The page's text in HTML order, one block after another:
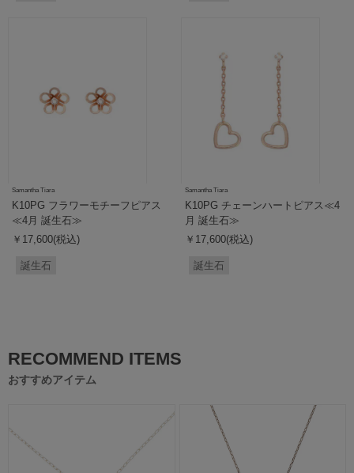
Samantha Tiara
K10PG フラワーモチーフピアス
≪4月 誕生石≫
￥17,600(税込)
誕生石
Samantha Tiara
K10PG チェーンハートピアス≪4
月 誕生石≫
￥17,600(税込)
誕生石
RECOMMEND ITEMS
おすすめアイテム